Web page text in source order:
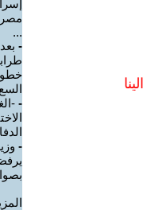
...
-
-
-
-